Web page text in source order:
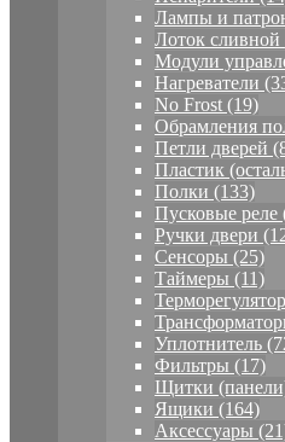
Лампы и
Лоток сливной
Модули
Нагреватели
No Frost (19)
Обрамления
Петли дверей
Пластик
Полки (133)
Пусковые реле
Ручки двери
Сенсоры (25)
Таймеры (11)
Уплотнитель
Фильтры (17)
Щитки
Ящики (164)
Аксессуары